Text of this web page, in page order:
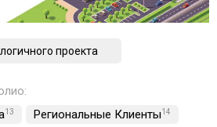
проекта
13 Региональные Клиенты14